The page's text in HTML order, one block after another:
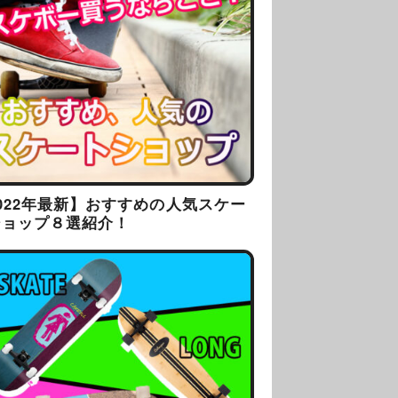
年最新】おすすめの人気スケー
ップ８選紹介！